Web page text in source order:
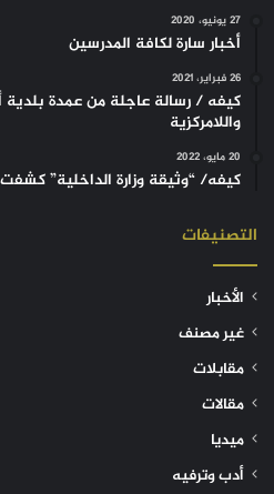
27 يونيو، 2020
أخبار سارة لكافة المدرسين
26 فبراير، 2021
كيفه / رسالة عاجلة من عمدة بلدية
واللامركزية
20 مايو، 2022
كيفه/ “وثيقة وزارة الداخلية”
التصنيفات
الأخبار
غير مصنف
مقابلات
مقالات
ميديا
أدب وترفيه